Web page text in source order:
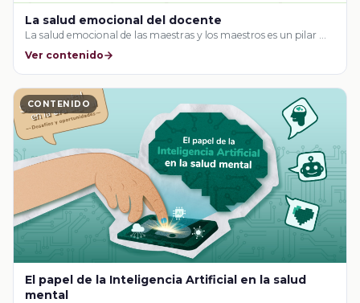
La salud emocional del docente
La salud emocional de las maestras y los maestros es un pilar …
Ver contenido
CONTENIDO
El papel de la Inteligencia Artificial en la salud
mental